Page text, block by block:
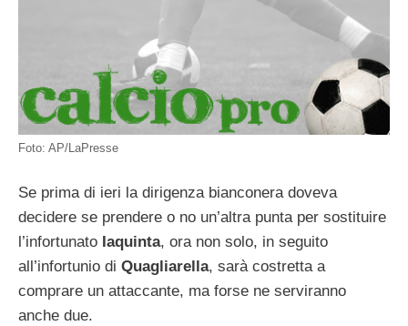
Foto: AP/LaPresse
Se prima di ieri la dirigenza bianconera doveva
decidere se prendere o no un’altra punta per sostituire
l’infortunato Iaquinta, ora non solo, in seguito
all’infortunio di Quagliarella, sarà costretta a
comprare un attaccante, ma forse ne serviranno
anche due.